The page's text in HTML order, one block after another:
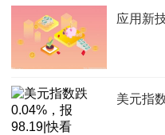
应用新
美元指